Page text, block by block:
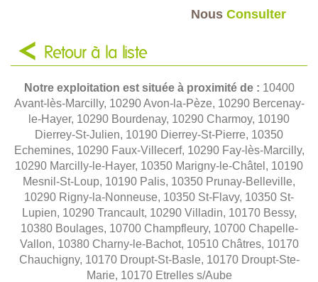
Nous Consulter
Retour à la liste
Notre exploitation est située à proximité de : 10400
Avant-lès-Marcilly, 10290 Avon-la-Pèze, 10290 Bercenay-
le-Hayer, 10290 Bourdenay, 10290 Charmoy, 10190
Dierrey-St-Julien, 10190 Dierrey-St-Pierre, 10350
Echemines, 10290 Faux-Villecerf, 10290 Fay-lès-Marcilly,
10290 Marcilly-le-Hayer, 10350 Marigny-le-Châtel, 10190
Mesnil-St-Loup, 10190 Palis, 10350 Prunay-Belleville,
10290 Rigny-la-Nonneuse, 10350 St-Flavy, 10350 St-
Lupien, 10290 Trancault, 10290 Villadin, 10170 Bessy,
10380 Boulages, 10700 Champfleury, 10700 Chapelle-
Vallon, 10380 Charny-le-Bachot, 10510 Châtres, 10170
Chauchigny, 10170 Droupt-St-Basle, 10170 Droupt-Ste-
Marie, 10170 Etrelles s/Aube